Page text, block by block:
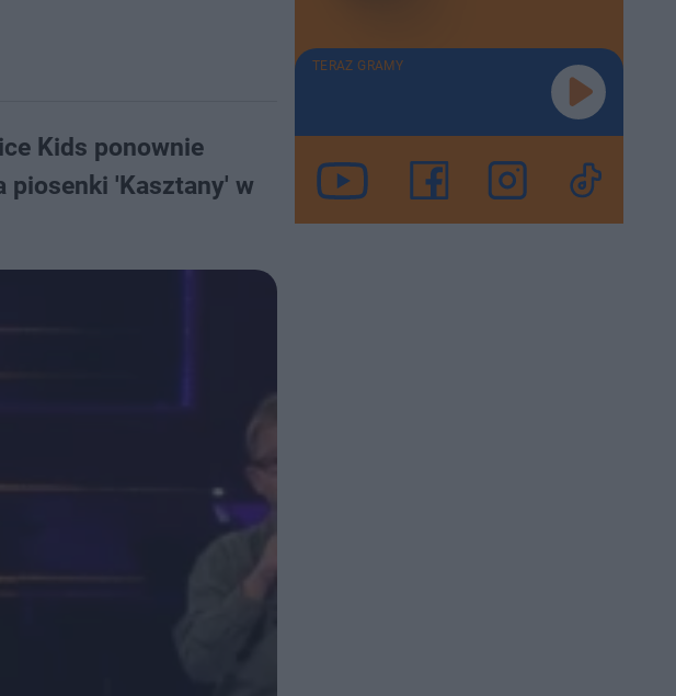
Kids ponownie
piosenki 'Kasztany' w
TERAZ GRAMY